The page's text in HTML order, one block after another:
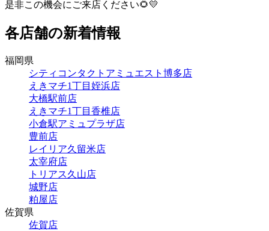
是非この機会にご来店ください🌻💛
各店舗の新着情報
福岡県
シティコンタクトアミュエスト博多店
えきマチ1丁目姪浜店
大橋駅前店
えきマチ1丁目香椎店
小倉駅アミュプラザ店
豊前店
レイリア久留米店
太宰府店
トリアス久山店
城野店
粕屋店
佐賀県
佐賀店